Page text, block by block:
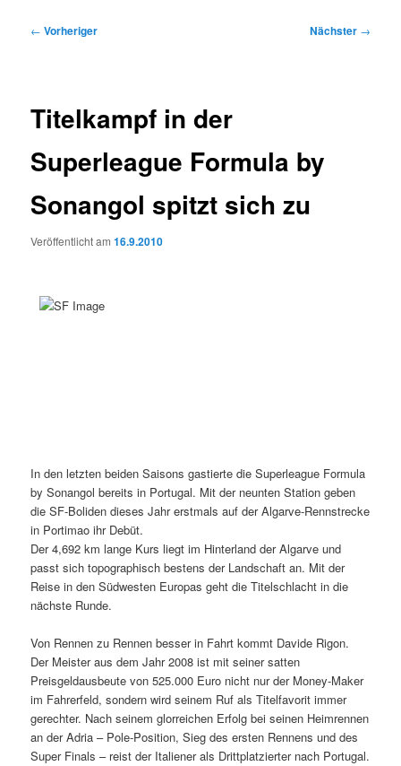
Beitragsnavigation
← Vorheriger Nächster →
Titelkampf in der
Superleague Formula by
Sonangol spitzt sich zu
Veröffentlicht am16.9.2010
In den letzten beiden Saisons gastierte die Superleague Formula
by Sonangol bereits in Portugal. Mit der neunten Station geben
die SF-Boliden dieses Jahr erstmals auf der Algarve-Rennstrecke
in Portimao ihr Debüt.
Der 4,692 km lange Kurs liegt im Hinterland der Algarve und
passt sich topographisch bestens der Landschaft an. Mit der
Reise in den Südwesten Europas geht die Titelschlacht in die
nächste Runde.
Von Rennen zu Rennen besser in Fahrt kommt Davide Rigon.
Der Meister aus dem Jahr 2008 ist mit seiner satten
Preisgeldausbeute von 525.000 Euro nicht nur der Money-Maker
im Fahrerfeld, sondern wird seinem Ruf als Titelfavorit immer
gerechter. Nach seinem glorreichen Erfolg bei seinen Heimrennen
an der Adria – Pole-Position, Sieg des ersten Rennens und des
Super Finals – reist der Italiener als Drittplatzierter nach Portugal.